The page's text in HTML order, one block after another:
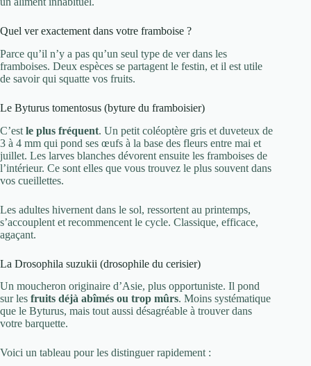
Quel ver exactement dans votre framboise ?
Parce qu’il n’y a pas qu’un seul type de ver dans les
framboises. Deux espèces se partagent le festin, et il est utile
de savoir qui squatte vos fruits.
Le Byturus tomentosus (byture du framboisier)
C’est le plus fréquent. Un petit coléoptère gris et duveteux de
3 à 4 mm qui pond ses œufs à la base des fleurs entre mai et
juillet. Les larves blanches dévorent ensuite les framboises de
l’intérieur. Ce sont elles que vous trouvez le plus souvent dans
vos cueillettes.
Les adultes hivernent dans le sol, ressortent au printemps,
s’accouplent et recommencent le cycle. Classique, efficace,
agaçant.
La Drosophila suzukii (drosophile du cerisier)
Un moucheron originaire d’Asie, plus opportuniste. Il pond
sur les fruits déjà abîmés ou trop mûrs. Moins systématique
que le Byturus, mais tout aussi désagréable à trouver dans
votre barquette.
Voici un tableau pour les distinguer rapidement :